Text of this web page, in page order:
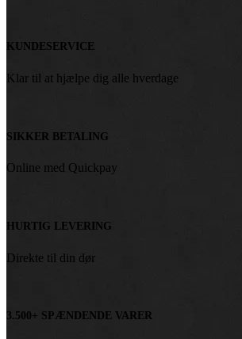
KUNDESERVICE
Klar til at hjælpe dig alle hverdage
SIKKER BETALING
Online med Quickpay
HURTIG LEVERING
Direkte til din dør
3.500+ SPÆNDENDE VARER